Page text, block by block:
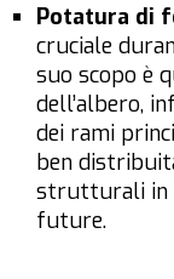
Potatura di
cruciale
suo scopo è
dell’albero,
dei rami
ben
strutturali in
future.